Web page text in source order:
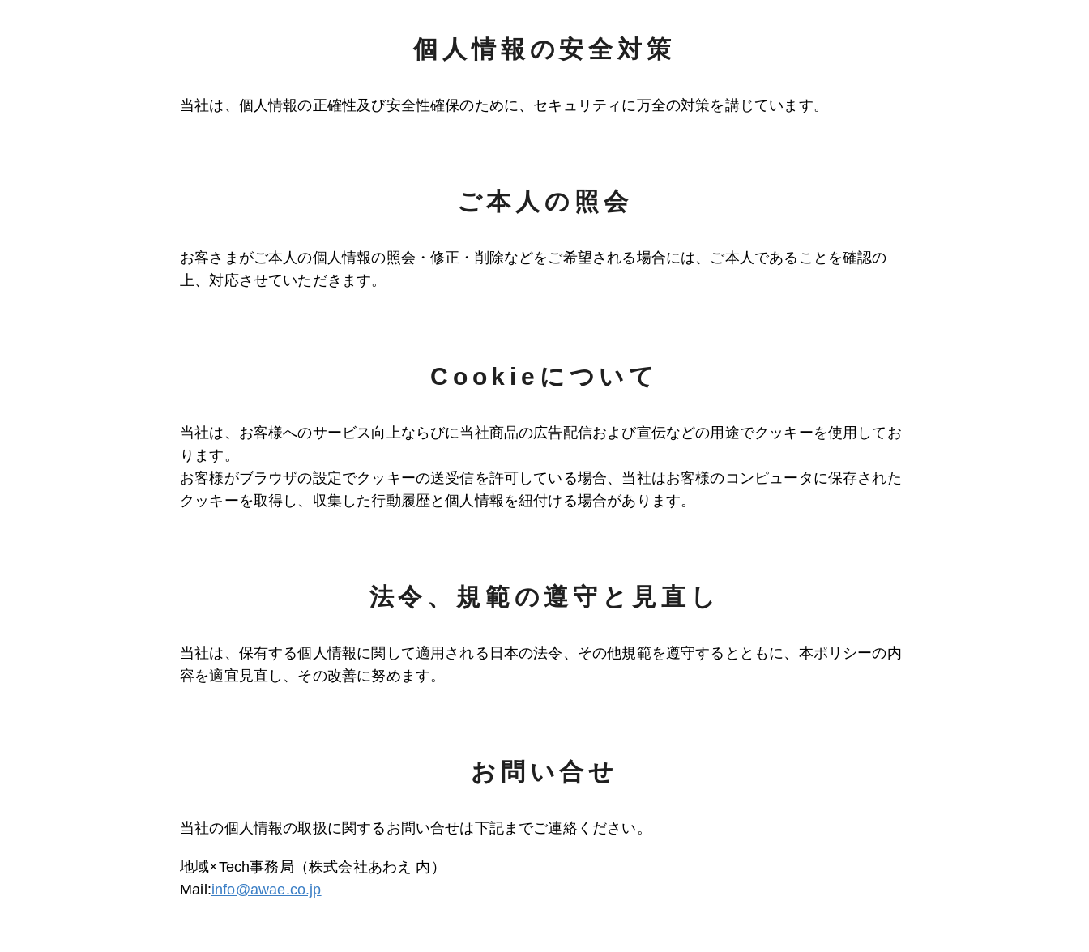
個人情報の安全対策
当社は、個人情報の正確性及び安全性確保のために、セキュリティに万全の対策を講じています。
ご本人の照会
お客さまがご本人の個人情報の照会・修正・削除などをご希望される場合には、ご本人であることを確認の
上、対応させていただきます。
Cookieについて
当社は、お客様へのサービス向上ならびに当社商品の広告配信および宣伝などの用途でクッキーを使用してお
ります。
お客様がブラウザの設定でクッキーの送受信を許可している場合、当社はお客様のコンピュータに保存された
クッキーを取得し、収集した行動履歴と個人情報を紐付ける場合があります。
法令、規範の遵守と見直し
当社は、保有する個人情報に関して適用される日本の法令、その他規範を遵守するとともに、本ポリシーの内
容を適宜見直し、その改善に努めます。
お問い合せ
当社の個人情報の取扱に関するお問い合せは下記までご連絡ください。
地域×Tech事務局（株式会社あわえ 内）
Mail:info@awae.co.jp